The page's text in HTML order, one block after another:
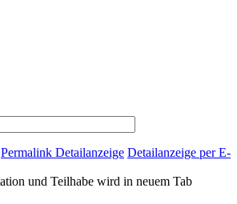
Permalink Detailanzeige Detailanzeige per E-
wird in neuem Tab